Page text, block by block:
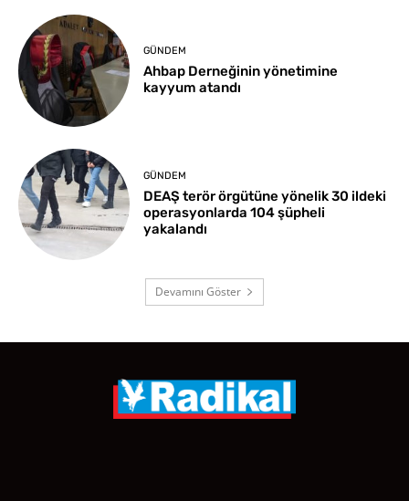
GÜNDEM
Ahbap Derneğinin yönetimine
kayyum atandı
GÜNDEM
DEAŞ terör örgütüne yönelik 30 ildeki
operasyonlarda 104 şüpheli
yakalandı
Devamını Göster